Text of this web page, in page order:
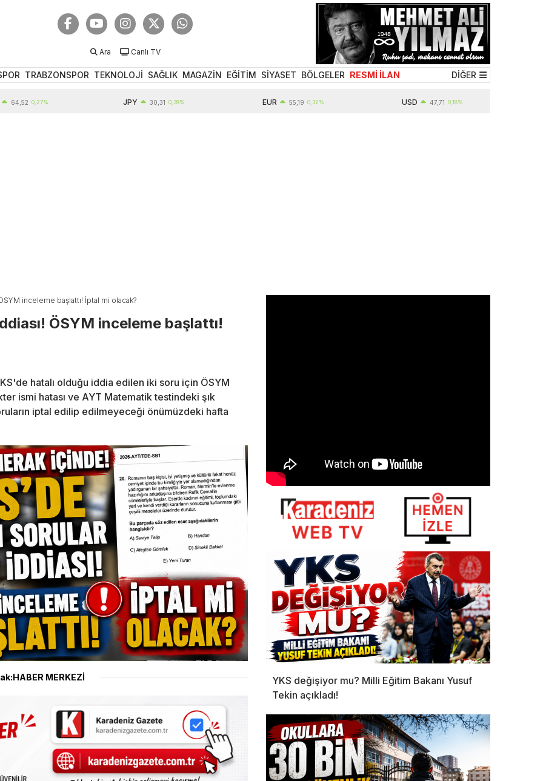
Ara Canlı TV
TRABZONSPOR TEKNOLOJİ SAĞLIK MAGAZİN EĞİTİM SİYASET BÖLGELER RESMİ İLAN DİĞER
0,27% 30,31 0,39% 55,19 0,32% 47,71 0,18%
inceleme başlattı! İptal mi olacak?
ÖSYM inceleme başlattı!
hatalı olduğu iddia edilen iki soru için ÖSYM
ismi hatası ve AYT Matematik testindeki şık
iptal edilip edilmeyeceği önümüzdeki hafta
MERKEZİ
YKS değişiyor mu? Milli Eğitim Bakanı Yusuf
Tekin açıkladı!